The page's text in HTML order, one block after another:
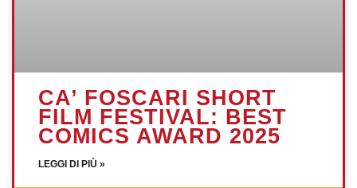
CA’ FOSCARI SHORT
FILM FESTIVAL: BEST
COMICS AWARD 2025
LEGGI DI PIÙ »